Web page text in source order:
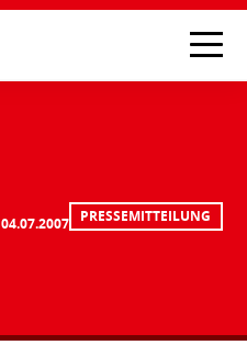
04.07.2007 PRESSEMITTEILUNG